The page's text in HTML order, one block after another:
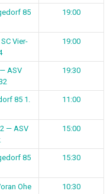
85
19:00
Vier-
19:00
ASV
19:30
85 1.
11:00
— ASV
15:00
85
15:30
Ohe
10:30